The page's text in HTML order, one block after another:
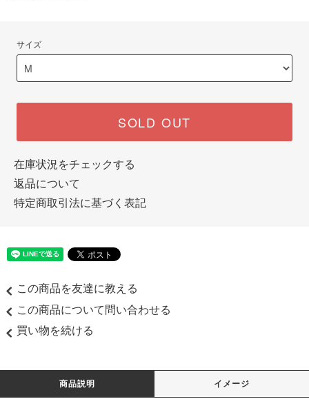
サイズ
SOLD OUT
在庫状況をチェックする
返品について
特定商取引法に基づく表記
この商品を友達に教える
この商品について問い合わせる
買い物を続ける
商品説明 イメージ